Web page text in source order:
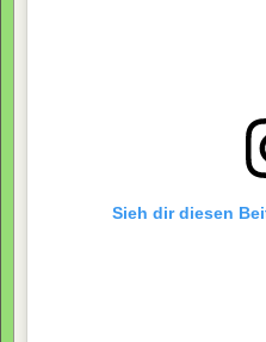
Sieh dir diesen